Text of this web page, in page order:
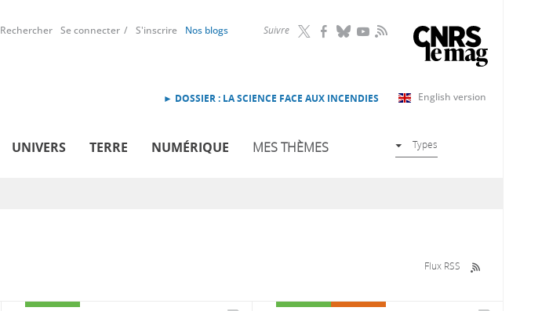
Suivre RSS
Rechercher Se connecter S'inscrire Nos blogs
English version
► DOSSIER : LA SCIENCE FACE AUX INCENDIES
UNIVERS TERRE NUMÉRIQUE MES THÈMES Types
Flux RSS